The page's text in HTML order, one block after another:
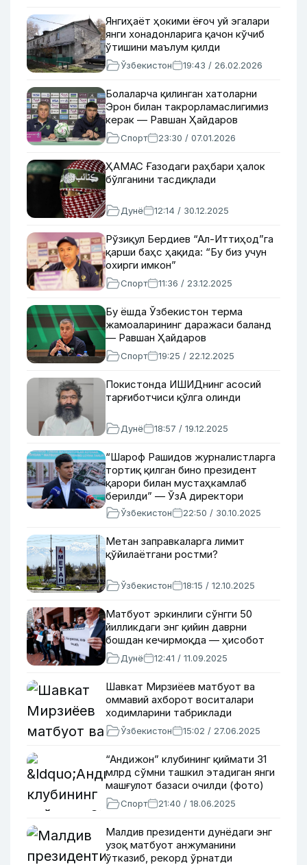
Янгиҳаёт ҳокими ёғоч уй эгалари
янги хонадонларига қачон кўчиб
ўтишини маълум қилди
Ўзбекистон 19:43 / 26.02.2026
Болаларча қилинган хатоларни
Эрон билан такрорламаслигимиз
керак — Равшан Ҳайдаров
Спорт 23:30 / 07.01.2026
ҲАМАС Ғазодаги раҳбари ҳалок
бўлганини тасдиқлади
Дунё 12:14 / 30.12.2025
Рўзиқул Бердиев “Ал-Иттиҳод”га
қарши баҳс ҳақида: “Бу биз учун
охирги имкон”
Спорт 11:36 / 23.12.2025
Бу ёшда Ўзбекистон терма
жамоаларининг даражаси баланд
— Равшан Ҳайдаров
Спорт 19:25 / 22.12.2025
Покистонда ИШИДнинг асосий
тарғиботчиси қўлга олинди
Дунё 18:57 / 19.12.2025
“Шароф Рашидов журналистларга
тортиқ қилган бино президент
қарори билан мустаҳкамлаб
берилди” — ЎзА директори
ўринбосари
Ўзбекистон 22:50 / 30.10.2025
Метан заправкаларга лимит
қўйилаётгани ростми?
Ўзбекистон 18:15 / 12.10.2025
Матбуот эркинлиги сўнгги 50
йилликдаги энг қийин даврни
бошдан кечирмоқда — ҳисобот
Дунё 12:41 / 11.09.2025
Шавкат Мирзиёев матбуот ва
оммавий ахборот воситалари
ходимларини табриклади
Ўзбекистон 15:02 / 27.06.2025
“Андижон” клубининг қиймати 31
млрд сўмни ташкил этадиган янги
машғулот базаси очилди (фото)
Спорт 21:40 / 18.06.2025
Малдив президенти дунёдаги энг
узоқ матбуот анжуманини
ўтказиб, рекорд ўрнатди